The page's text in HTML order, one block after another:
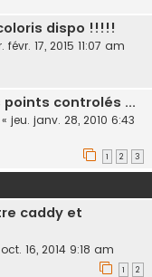
dispo !!!!!
févr. 17, 2015 11:07 am
points controlés ...
« jeu. janv. 28, 2010 6:43
1 2 3
caddy et
16, 2014 9:18 am
1 2